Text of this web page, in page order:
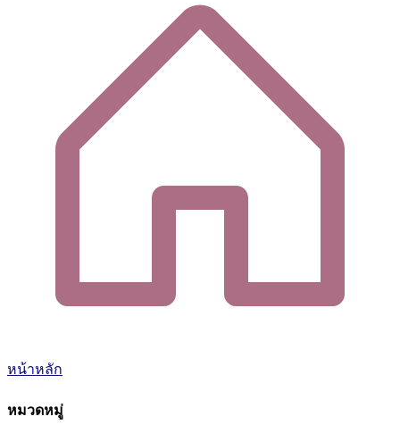
หน้าหลัก
หมวดหมู่